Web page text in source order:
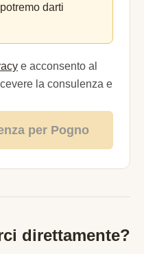
darti
e acconsento al
la consulenza e
per Pogno
direttamente?